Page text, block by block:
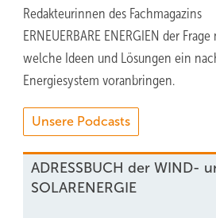
Redakteurinnen des Fachmagazins
ERNEUERBARE ENERGIEN der
welche Ideen und Lösungen ein
Energiesystem voranbringen.
Unsere Podcasts
ADRESSBUCH der WIND-
SOLARENERGIE